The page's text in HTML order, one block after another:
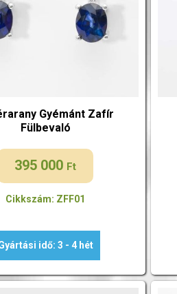
Gyémánt Zafír
Fülbevaló
395 000 Ft
Cikkszám: ZFF01
idő: 3 - 4 hét